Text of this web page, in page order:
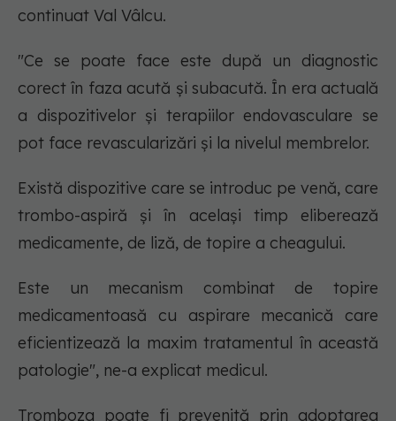
continuat Val Vâlcu.
"Ce se poate face este după un diagnostic
corect în faza acută și subacută. În era actuală
a dispozitivelor și terapiilor endovasculare se
pot face revascularizări și la nivelul membrelor.
Există dispozitive care se introduc pe venă, care
trombo-aspiră și în același timp eliberează
medicamente, de liză, de topire a cheagului.
Este un mecanism combinat de topire
medicamentoasă cu aspirare mecanică care
eficientizează la maxim tratamentul în această
patologie", ne-a explicat medicul.
Tromboza poate fi prevenită prin adoptarea